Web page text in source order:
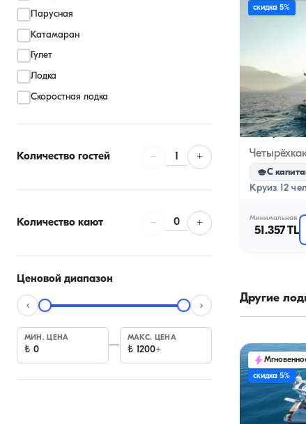
Парусная
Катамаран
Гулет
Лодка
Скоростная лодка
Количество гостей − 1 +
Количество кают − 0 +
Ценовой диапазон
МИН. ЦЕНА
₺ 0
—
МАКС. ЦЕНА
₺ 1200+
скидка 5%
Кемере,
С
Круиз 12
Минимальная
51.357 TL
Другие
скидка 5%